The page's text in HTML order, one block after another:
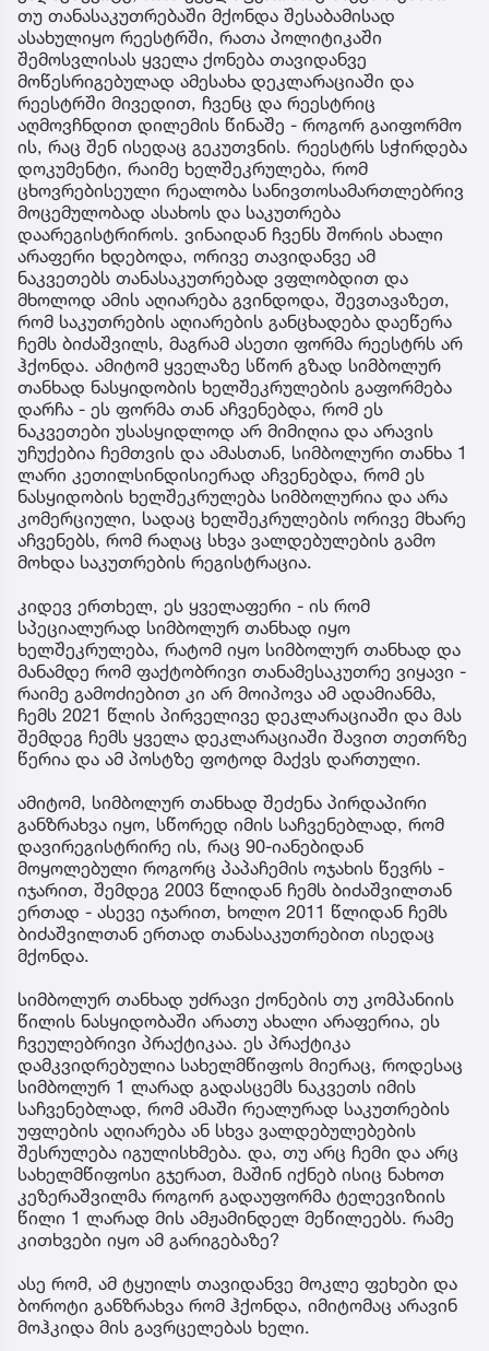
თუ თანასაკუთრებაში მქონდა შესაბამისად
ასახულიყო რეესტრში, რათა პოლიტიკაში
შემოსვლისას ყველა ქონება თავიდანვე
მოწესრიგებულად ამესახა დეკლარაციაში და
რეესტრში მივედით, ჩვენც და რეესტრიც
აღმოვჩნდით დილემის წინაშე - როგორ გაიფორმო
ის, რაც შენ ისედაც გეკუთვნის. რეესტრს სჭირდება
დოკუმენტი, რაიმე ხელშეკრულება, რომ
ცხოვრებისეული რეალობა სანივთოსამართლებრივ
მოცემულობად ასახოს და საკუთრება
დაარეგისტრიროს. ვინაიდან ჩვენს შორის ახალი
არაფერი ხდებოდა, ორივე თავიდანვე ამ
ნაკვეთებს თანასაკუთრებად ვფლობდით და
მხოლოდ ამის აღიარება გვინდოდა, შევთავაზეთ,
რომ საკუთრების აღიარების განცხადება დაეწერა
ჩემს ბიძაშვილს, მაგრამ ასეთი ფორმა რეესტრს არ
ჰქონდა. ამიტომ ყველაზე სწორ გზად სიმბოლურ
თანხად ნასყიდობის ხელშეკრულების გაფორმება
დარჩა - ეს ფორმა თან აჩვენებდა, რომ ეს
ნაკვეთები უსასყიდლოდ არ მიმიღია და არავის
უჩუქებია ჩემთვის და ამასთან, სიმბოლური თანხა 1
ლარი კეთილსინდისიერად აჩვენებდა, რომ ეს
ნასყიდობის ხელშეკრულება სიმბოლურია და არა
კომერციული, სადაც ხელშეკრულების ორივე მხარე
აჩვენებს, რომ რაღაც სხვა ვალდებულების გამო
მოხდა საკუთრების რეგისტრაცია.
კიდევ ერთხელ, ეს ყველაფერი - ის რომ
სპეციალურად სიმბოლურ თანხად იყო
ხელშეკრულება, რატომ იყო სიმბოლურ თანხად და
მანამდე რომ ფაქტობრივი თანამესაკუთრე ვიყავი -
რაიმე გამოძიებით კი არ მოიპოვა ამ ადამიანმა,
ჩემს 2021 წლის პირველივე დეკლარაციაში და მას
შემდეგ ჩემს ყველა დეკლარაციაში შავით თეთრზე
წერია და ამ პოსტზე ფოტოდ მაქვს დართული.
ამიტომ, სიმბოლურ თანხად შეძენა პირდაპირი
განზრახვა იყო, სწორედ იმის საჩვენებლად, რომ
დავირეგისტრირე ის, რაც 90-იანებიდან
მოყოლებული როგორც პაპაჩემის ოჯახის წევრს -
იჯარით, შემდეგ 2003 წლიდან ჩემს ბიძაშვილთან
ერთად - ასევე იჯარით, ხოლო 2011 წლიდან ჩემს
ბიძაშვილთან ერთად თანასაკუთრებით ისედაც
მქონდა.
სიმბოლურ თანხად უძრავი ქონების თუ კომპანიის
წილის ნასყიდობაში არათუ ახალი არაფერია, ეს
ჩვეულებრივი პრაქტიკაა. ეს პრაქტიკა
დამკვიდრებულია სახელმწიფოს მიერაც, როდესაც
სიმბოლურ 1 ლარად გადასცემს ნაკვეთს იმის
საჩვენებლად, რომ ამაში რეალურად საკუთრების
უფლების აღიარება ან სხვა ვალდებულებების
შესრულება იგულისხმება. და, თუ არც ჩემი და არც
სახელმწიფოსი გჯერათ, მაშინ იქნებ ისიც ნახოთ
კეზერაშვილმა როგორ გადაუფორმა ტელევიზიის
წილი 1 ლარად მის ამჟამინდელ მეწილეებს. რამე
კითხვები იყო ამ გარიგებაზე?
ასე რომ, ამ ტყუილს თავიდანვე მოკლე ფეხები და
ბოროტი განზრახვა რომ ჰქონდა, იმიტომაც არავინ
მოჰკიდა მის გავრცელებას ხელი.